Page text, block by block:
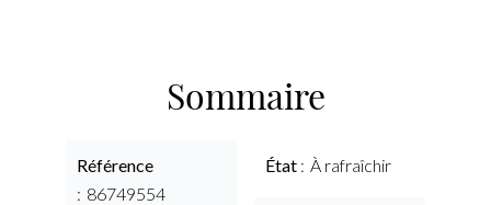
Sommaire
Référence
86749554
État À rafraîchir